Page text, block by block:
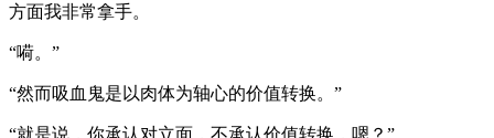
方面我非常拿手。
“嗬。”
“然而吸血鬼是以肉体为轴心的价值转换。”
“就是说，你承认对立面，不承认价值转换，嗯？”